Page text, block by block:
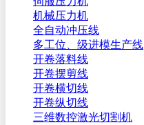
机械压力机
全自动冲压线
多工位、级进模生产线
开卷落料线
开卷摆剪线
开卷横切线
开卷纵切线
三维数控激光切割机